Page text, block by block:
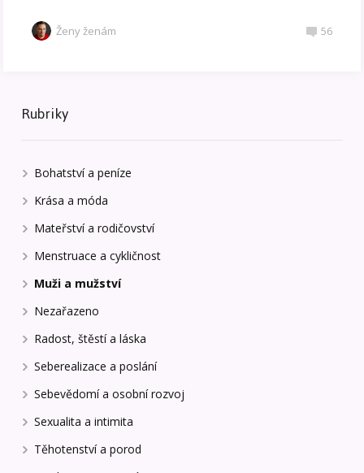
Ženy ženám 56
Rubriky
Bohatství a peníze
Krása a móda
Mateřství a rodičovství
Menstruace a cykličnost
Muži a mužství
Nezařazeno
Radost, štěstí a láska
Seberealizace a poslání
Sebevědomí a osobní rozvoj
Sexualita a intimita
Těhotenství a porod